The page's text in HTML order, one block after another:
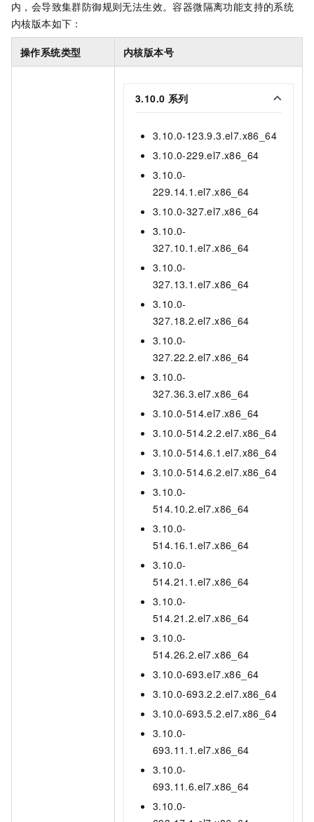
内，会导致集群防御规则无法生效。容器微隔离功能支持的系统
内核版本如下：
操作系统类型 内核版本号
3.10.0 系列
3.10.0-123.9.3.el7.x86_64
3.10.0-229.el7.x86_64
3.10.0-
229.14.1.el7.x86_64
3.10.0-327.el7.x86_64
3.10.0-
327.10.1.el7.x86_64
3.10.0-
327.13.1.el7.x86_64
3.10.0-
327.18.2.el7.x86_64
3.10.0-
327.22.2.el7.x86_64
3.10.0-
327.36.3.el7.x86_64
3.10.0-514.el7.x86_64
3.10.0-514.2.2.el7.x86_64
3.10.0-514.6.1.el7.x86_64
3.10.0-514.6.2.el7.x86_64
3.10.0-
514.10.2.el7.x86_64
3.10.0-
514.16.1.el7.x86_64
3.10.0-
514.21.1.el7.x86_64
3.10.0-
514.21.2.el7.x86_64
3.10.0-
514.26.2.el7.x86_64
3.10.0-693.el7.x86_64
3.10.0-693.2.2.el7.x86_64
3.10.0-693.5.2.el7.x86_64
3.10.0-
693.11.1.el7.x86_64
3.10.0-
693.11.6.el7.x86_64
3.10.0-